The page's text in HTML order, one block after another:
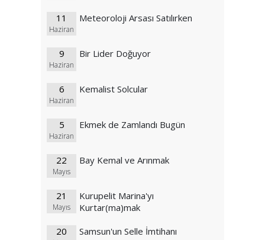
11
Haziran
Meteoroloji Arsası Satılırken
9
Haziran
Bir Lider Doğuyor
6
Haziran
Kemalist Solcular
5
Haziran
Ekmek de Zamlandı Bugün
22
Mayıs
Bay Kemal ve Arınmak
21
Mayıs
Kurupelit Marina'yı
Kurtar(ma)mak
20
Samsun'un Selle İmtihanı